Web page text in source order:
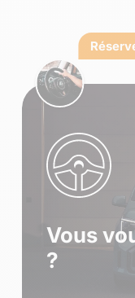
Vous
?